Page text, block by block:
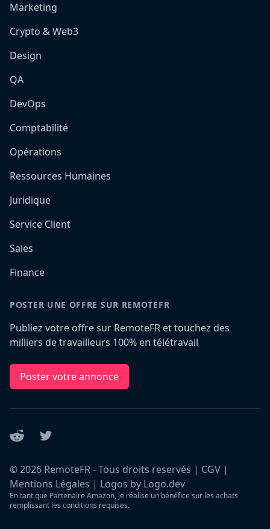
Marketing
Crypto & Web3
Design
QA
DevOps
Comptabilité
Opérations
Ressources Humaines
Juridique
Service Client
Sales
Finance
POSTER UNE OFFRE SUR REMOTEFR
Publiez votre offre sur RemoteFR et touchez des
milliers de travailleurs 100% en télétravail
Poster votre annonce
Reddit Twitter
©2026 RemoteFR - Tous droits reservés | CGV |
Mentions Légales | Logos by Logo.dev
En tant que Partenaire Amazon, je réalise un bénéfice sur les achats
remplissant les conditions requises.